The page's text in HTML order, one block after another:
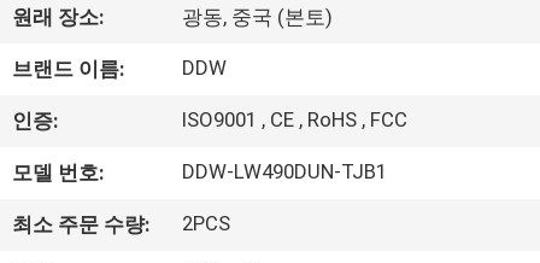
품
저
희
원래 장소: 광동, 중국 (본토)
브랜드 이름: DDW
인증: ISO9001 , CE , RoHS , FCC
모델 번호: DDW-LW490DUN-TJB1
최소 주문 수량: 2PCS